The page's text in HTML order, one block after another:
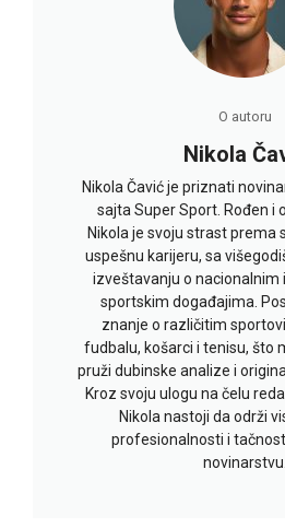
O autoru
Nikola
Nikola Čavić je priznati
sajta Super Sport. Rođen i
Nikola je svoju strast prema
uspešnu karijeru, sa
izveštavanju o nacionalnim
sportskim događajima.
znanje o različitim
fudbalu, košarci i tenisu, što
pruži dubinske analize i
Kroz svoju ulogu na čelu
Nikola nastoji da održi
profesionalnosti i
novinarstvu.